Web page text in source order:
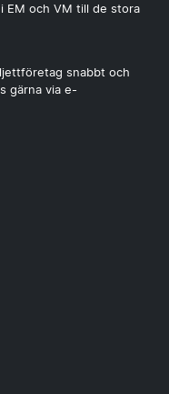
EM och VM till de stora
snabbt och
gärna via e-